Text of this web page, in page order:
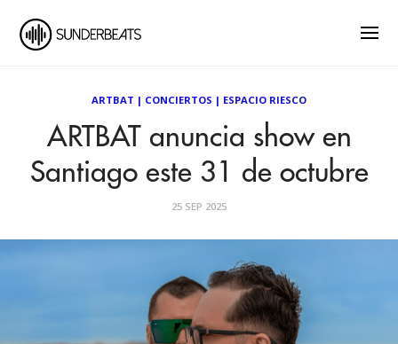
ARTBAT | CONCIERTOS | ESPACIO RIESCO
ARTBAT anuncia show en
Santiago este 31 de octubre
25 SEP 2025